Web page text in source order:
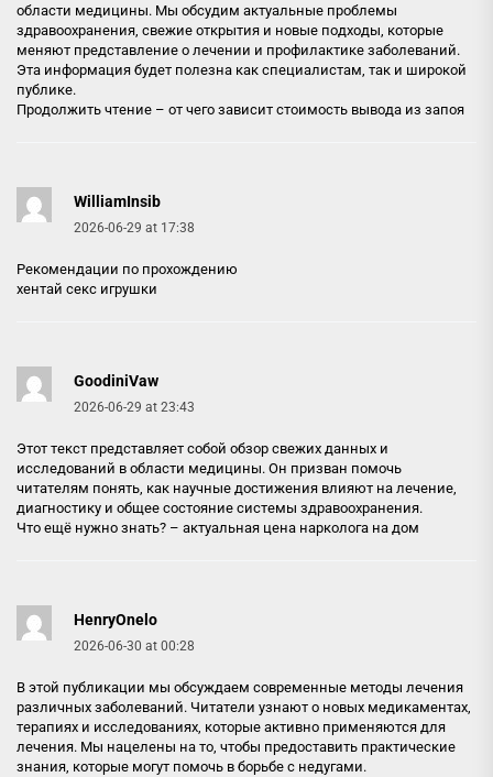
области медицины. Мы обсудим актуальные проблемы
здравоохранения, свежие открытия и новые подходы, которые
меняют представление о лечении и профилактике заболеваний.
Эта информация будет полезна как специалистам, так и широкой
публике.
Продолжить чтение – от чего зависит стоимость вывода из запоя
WilliamInsib
2026-06-29 at 17:38
Рекомендации по прохождению
хентай секс игрушки
GoodiniVaw
2026-06-29 at 23:43
Этот текст представляет собой обзор свежих данных и
исследований в области медицины. Он призван помочь
читателям понять, как научные достижения влияют на лечение,
диагностику и общее состояние системы здравоохранения.
Что ещё нужно знать? – актуальная цена нарколога на дом
HenryOnelo
2026-06-30 at 00:28
В этой публикации мы обсуждаем современные методы лечения
различных заболеваний. Читатели узнают о новых медикаментах,
терапиях и исследованиях, которые активно применяются для
лечения. Мы нацелены на то, чтобы предоставить практические
знания, которые могут помочь в борьбе с недугами.